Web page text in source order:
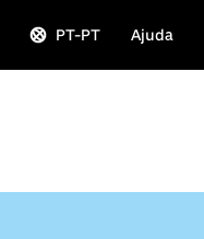
PT-PT Ajuda